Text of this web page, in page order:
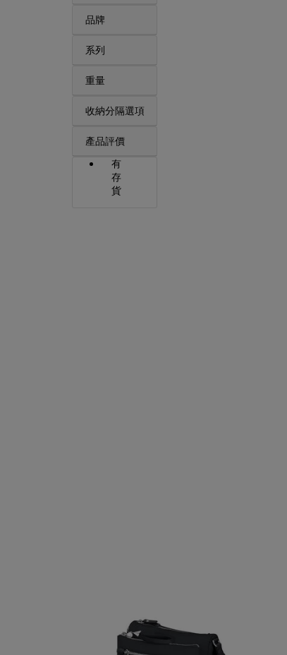
品牌
系列
重量
收納分隔選項
產品評價
有
存
貨